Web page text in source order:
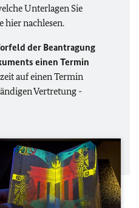
Unterlagen Sie
hier nachlesen.
der Beantragung
einen Termin
auf einen Termin
Vertretung -